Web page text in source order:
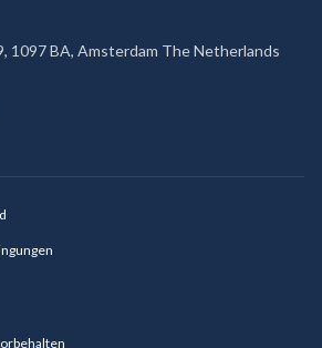
1097 BA, Amsterdam The Netherlands